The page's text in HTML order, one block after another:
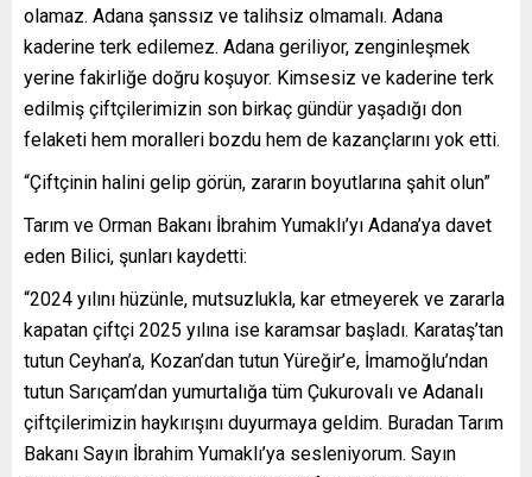
olamaz. Adana şanssız ve talihsiz olmamalı. Adana
kaderine terk edilemez. Adana geriliyor, zenginleşmek
yerine fakirliğe doğru koşuyor. Kimsesiz ve kaderine terk
edilmiş çiftçilerimizin son birkaç gündür yaşadığı don
felaketi hem moralleri bozdu hem de kazançlarını yok etti.
“Çiftçinin halini gelip görün, zararın boyutlarına şahit olun”
Tarım ve Orman Bakanı İbrahim Yumaklı’yı Adana’ya davet
eden Bilici, şunları kaydetti:
“2024 yılını hüzünle, mutsuzlukla, kar etmeyerek ve zararla
kapatan çiftçi 2025 yılına ise karamsar başladı. Karataş’tan
tutun Ceyhan’a, Kozan’dan tutun Yüreğir’e, İmamoğlu’ndan
tutun Sarıçam’dan yumurtalığa tüm Çukurovalı ve Adanalı
çiftçilerimizin haykırışını duyurmaya geldim. Buradan Tarım
Bakanı Sayın İbrahim Yumaklı’ya sesleniyorum. Sayın